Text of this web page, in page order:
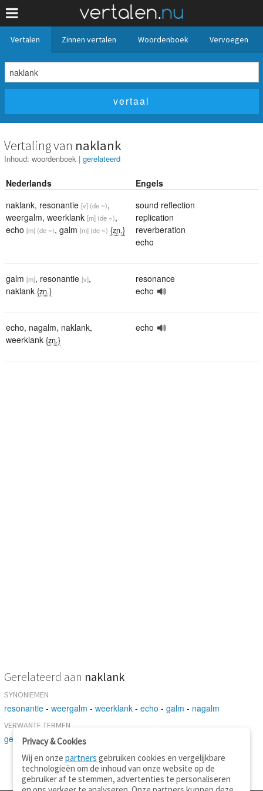
Vertalen Zinnen vertalen Woordenboek Vervoegen
Vertaling van naklank
Inhoud: woordenboek | gerelateerd
Nederlands
Engels
naklank, resonantie [v] (de ~),
weergalm, weerklank [m] (de ~),
echo [m] (de ~), galm [m] (de ~) {zn.}
sound reflection
replication
reverberation
echo
galm [m], resonantie [v],
naklank {zn.}
resonance
echo
echo, nagalm, naklank,
weerklank {zn.}
echo
Gerelateerd aan naklank
SYNONIEMEN
resonantie - weergalm - weerklank - echo - galm - nagalm
VERWANTE TERMEN
geluidPrivacy & Cookies
Wij en onzepartners gebruiken cookies en vergelijkbare
technologieën om de inhoud van onze website op de
gebruiker af te stemmen, advertenties te personaliseren